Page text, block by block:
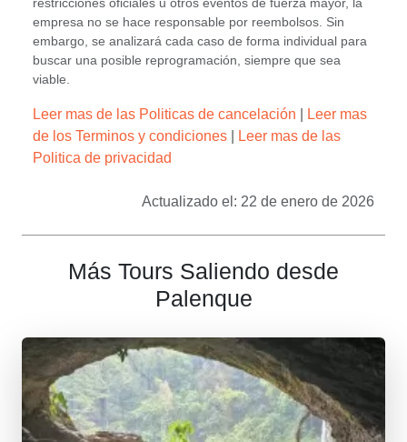
empresa no se hace responsable por reembolsos. Sin
embargo, se analizará cada caso de forma individual para
buscar una posible reprogramación, siempre que sea
viable.
Leer mas de las Politicas de cancelación
Leer mas
de los Terminos y condiciones
Leer mas de las
Politica de privacidad
Actualizado el: 22 de enero de 2026
Más Tours Saliendo desde
Palenque